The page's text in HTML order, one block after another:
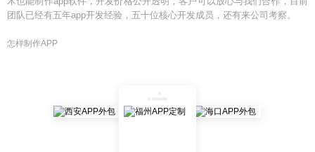
团队已经有五年app开发经验，五十位核心开发成员，还有来公司考察。
怎样制作APP